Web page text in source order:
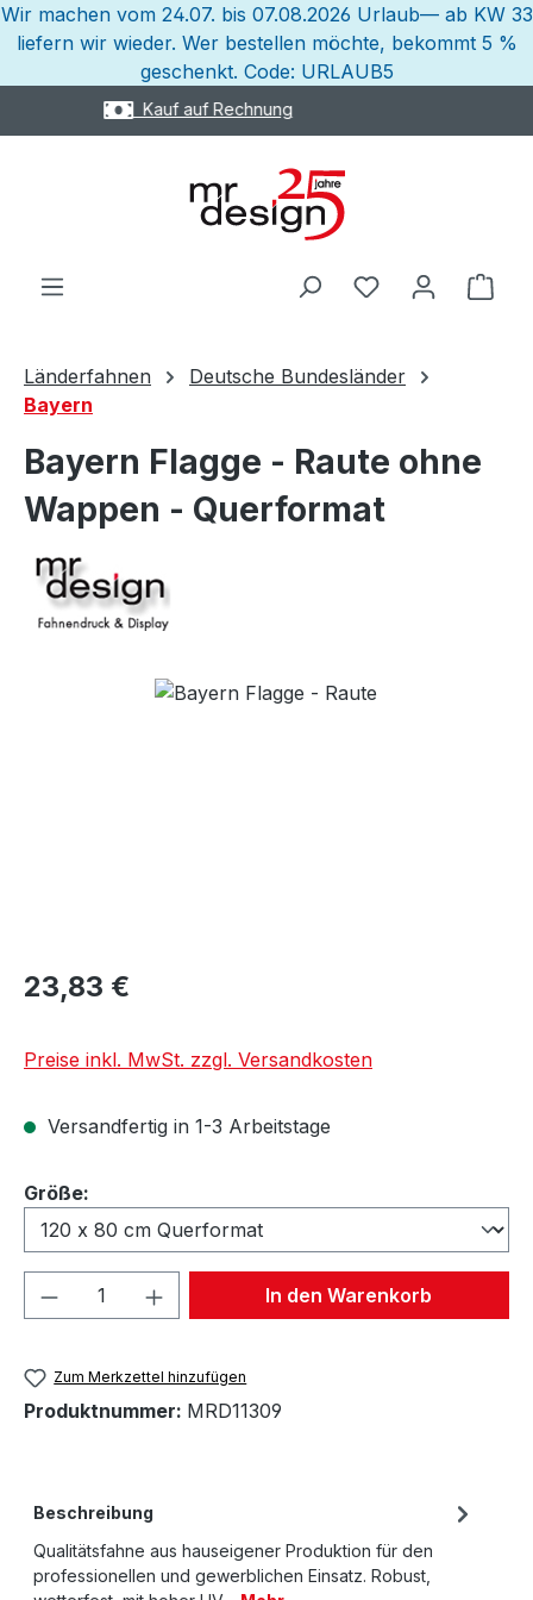
Zum Hauptinhalt springen
Wir machen vom 24.07. bis 07.08.2026 Urlaub— ab KW 33
liefern wir wieder. Wer bestellen möchte, bekommt 5 %
geschenkt. Code: URLAUB5
Express Versand möglich
Länderfahnen
Deutsche Bundesländer
Bayern
Bayern Flagge - Raute ohne
Wappen - Querformat
Bildergalerie überspringen
23,83 €
Preise inkl. MwSt. zzgl. Versandkosten
Versandfertig in 1-3 Arbeitstage
Größe:
Produkt Anzahl: Gib denIn den Warenkorb
Zum Merkzettel hinzufügen
Produktnummer: MRD11309
Beschreibung
Qualitätsfahne aus hauseigener Produktion für den
professionellen und gewerblichen Einsatz. Robust,